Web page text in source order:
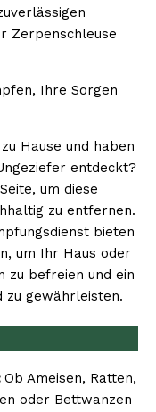
Zerpenschleuse
Ihre Sorgen
zu Hause und haben
entdeckt?
um diese
zu entfernen.
bieten
um Ihr Haus oder
zu befreien und ein
zu gewährleisten.
Ob Ameisen, Ratten,
oder Bettwanzen